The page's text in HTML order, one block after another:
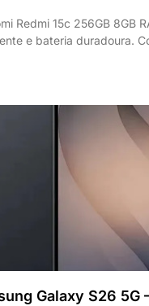
Redmi 15c 256GB 8GB
e bateria duradoura.
Galaxy S26 5G